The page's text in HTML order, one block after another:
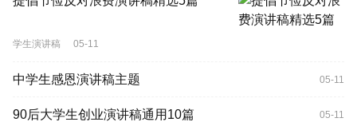
学生演讲稿 05-11
中学生感恩演讲稿主题 05-11
90后大学生创业演讲稿通用10篇 05-11